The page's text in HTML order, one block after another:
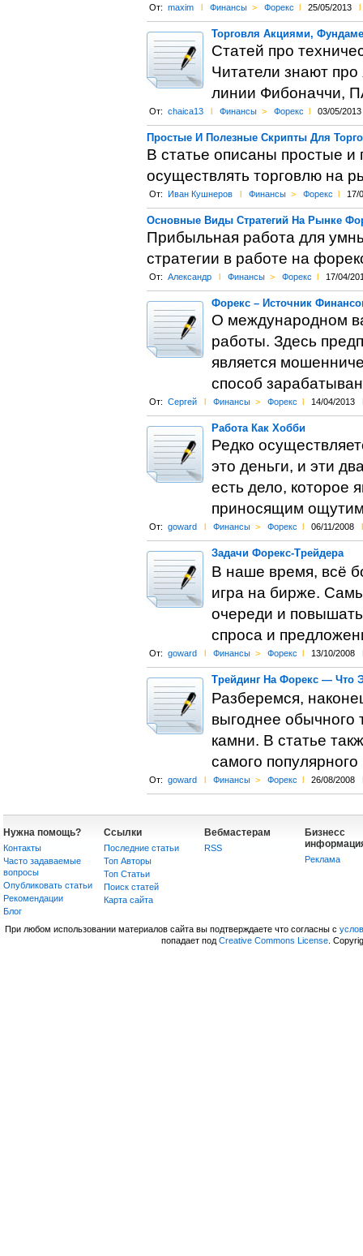
От: maxim l Финансы > Форекс l 25/05/2013 l
Торговля Акциями,
Статей про
Читатели знают
линии Фибоначчи,
От: chaica13 l Финансы > Форекс l 03/05/2013
Простые И Полезные Скрипты Для
В статье описаны простые
осуществлять торговлю на
От: Иван Кушнеров l Финансы > Форекс l 17/
Основные Виды Стратегий На Рынке
Прибыльная работа для
стратегии в работе на
От: Александр l Финансы > Форекс l 17/04/
Форекс – Источник
О международном
работы. Здесь
является
способ
От: Сергей l Финансы > Форекс l 14/04/2013 l
Работа Как Хобби
Редко
это деньги, и эти
есть дело, которое
приносящим
От: goward l Финансы > Форекс l 06/11/2008 l
Задачи Форекс-Трейдера
В наше время, всё
игра на бирже.
очереди и
спроса и
От: goward l Финансы > Форекс l 13/10/2008 l
Трейдинг На Форекс — Что
Разберемся,
выгоднее обычного
камни. В статье
самого
От: goward l Финансы > Форекс l 26/08/2008 l
Нужна помощь?
Контакты
Часто задаваемые
вопросы
Опубликовать статьи
Рекомендации
Блог
Ссылки
Последние статьи
Топ Авторы
Топ Статьи
Поиск статей
Карта сайта
Вебмастерам
RSS
Бизнесс
Реклама
При любом использовании материалов сайта вы подтверждаете что согласны с
попадает под Creative Commons License.